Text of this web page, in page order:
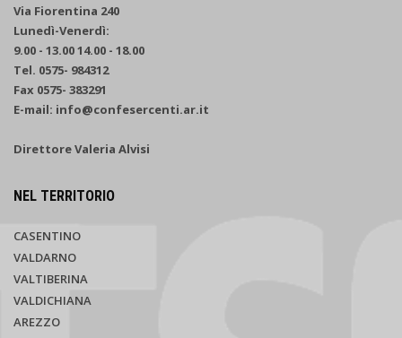
Via Fiorentina 240
Lunedì-Venerdì:
9.00 - 13.00 14.00 - 18.00
Tel. 0575- 984312
Fax 0575- 383291
E-mail: info@confesercenti.ar.it
Direttore Valeria Alvisi
NEL TERRITORIO
CASENTINO
VALDARNO
VALTIBERINA
VALDICHIANA
AREZZO